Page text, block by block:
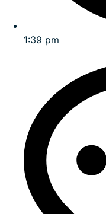
1:39 pm